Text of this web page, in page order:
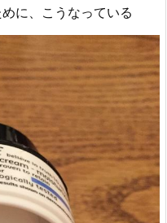
に、こうなっている